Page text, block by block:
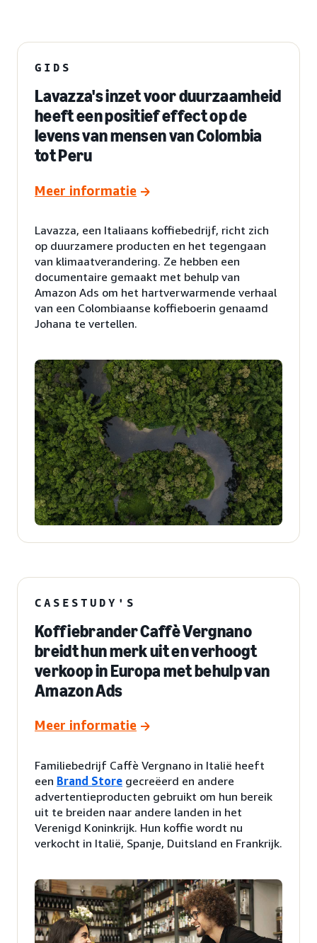
GIDS
Lavazza's inzet voor duurzaamheid
heeft een positief effect op de
levens van mensen van Colombia
tot Peru
Meer informatie
Lavazza, een Italiaans koffiebedrijf, richt zich
op duurzamere producten en het tegengaan
van klimaatverandering. Ze hebben een
documentaire gemaakt met behulp van
Amazon Ads om het hartverwarmende verhaal
van een Colombiaanse koffieboerin genaamd
Johana te vertellen.
CASESTUDY'S
Koffiebrander Caffè Vergnano
breidt hun merk uit en verhoogt
verkoop in Europa met behulp van
Amazon Ads
Meer informatie
Familiebedrijf Caffè Vergnano in Italië heeft
een Brand Store gecreëerd en andere
advertentieproducten gebruikt om hun bereik
uit te breiden naar andere landen in het
Verenigd Koninkrijk. Hun koffie wordt nu
verkocht in Italië, Spanje, Duitsland en Frankrijk.